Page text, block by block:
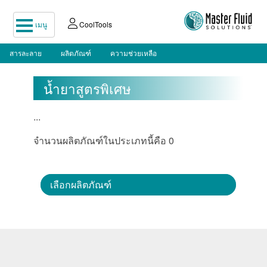
เมนู CoolTools
สารละลาย ผลิตภัณฑ์ ความช่วยเหลือ
น้ำยาสูตรพิเศษ
...
จำนวนผลิตภัณฑ์ในประเภทนี้คือ 0
เลือกผลิตภัณฑ์